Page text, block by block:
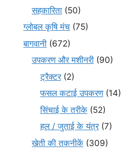
सहकारिता (50)
ग्लोबल कृषि मंच (75)
बागवानी (672)
उपकरण और मशीनरी (90)
ट्रैक्टर(2)
फसल कटाई उपकरण(14)
सिंचाई के तरीके (52)
हल / जुताई के यंत्र(7)
खेती की तकनीकें (309)